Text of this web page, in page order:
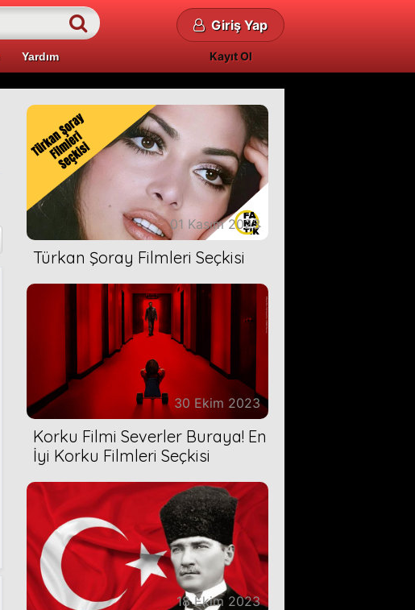
Yardım
Giriş Yap
Kayıt Ol
01 Kasım 2023
Türkan Şoray Filmleri Seçkisi
30 Ekim 2023
Korku Filmi Severler Buraya! En
İyi Korku Filmleri Seçkisi
18 Ekim 2023